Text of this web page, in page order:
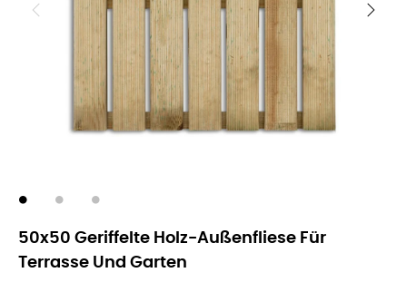
50x50 Geriffelte Holz-Außenfliese Für
Terrasse Und Garten